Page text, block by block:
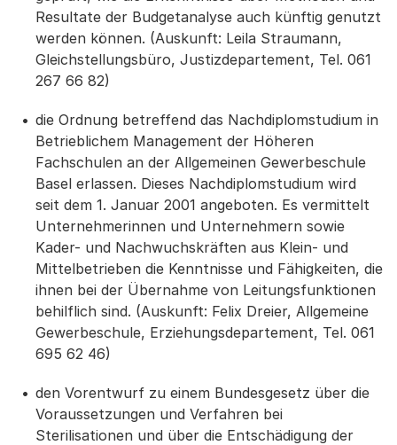
Resultate der Budgetanalyse auch künftig genutzt
werden können. (Auskunft: Leila Straumann,
Gleichstellungsbüro, Justizdepartement, Tel. 061
267 66 82)
die Ordnung betreffend das Nachdiplomstudium in
Betrieblichem Management der Höheren
Fachschulen an der Allgemeinen Gewerbeschule
Basel erlassen. Dieses Nachdiplomstudium wird
seit dem 1. Januar 2001 angeboten. Es vermittelt
Unternehmerinnen und Unternehmern sowie
Kader- und Nachwuchskräften aus Klein- und
Mittelbetrieben die Kenntnisse und Fähigkeiten, die
ihnen bei der Übernahme von Leitungsfunktionen
behilflich sind. (Auskunft: Felix Dreier, Allgemeine
Gewerbeschule, Erziehungsdepartement, Tel. 061
695 62 46)
den Vorentwurf zu einem Bundesgesetz über die
Voraussetzungen und Verfahren bei
Sterilisationen und über die Entschädigung der